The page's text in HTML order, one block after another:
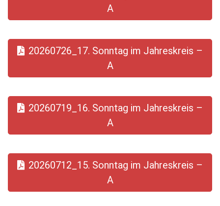
A
20260726_17. Sonntag im Jahreskreis –
A
20260719_16. Sonntag im Jahreskreis –
A
20260712_15. Sonntag im Jahreskreis –
A